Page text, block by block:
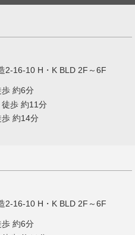
2-16-10 H・K BLD 2F～6F
約6分
歩 約11分
約14分
2-16-10 H・K BLD 2F～6F
約6分